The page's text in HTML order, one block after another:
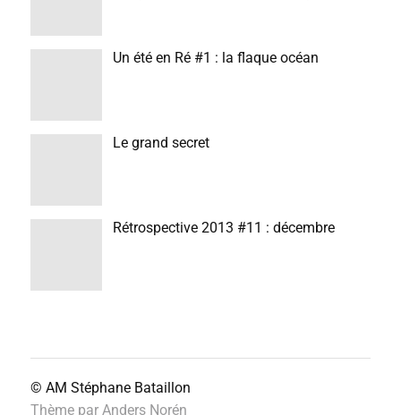
Un été en Ré #1 : la flaque océan
Le grand secret
Rétrospective 2013 #11 : décembre
© AM Stéphane Bataillon
Thème par Anders Norén